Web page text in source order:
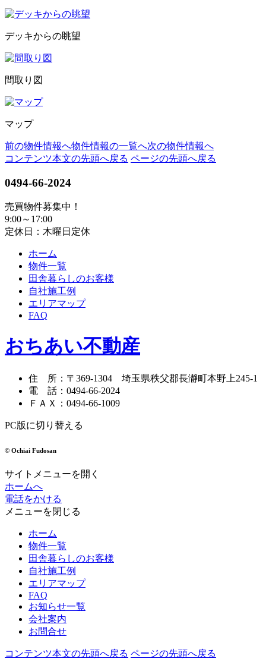
デッキからの眺望
間取り図
マップ
前の物件情報へ物件情報の一覧へ次の物件情報へ
コンテンツ本文の先頭へ戻る ページの先頭へ戻る
0494-66-2024
売買物件募集中！
9:00～17:00
定休日：木曜日定休
ホーム
物件一覧
田舎暮らしのお客様
自社施工例
エリアマップ
FAQ
おちあい不動産
住 所 ： 〒369-1304 埼玉県秩父郡長瀞町本野上245-1
電 話 ： 0494-66-2024
ＦＡＸ
： 0494-66-1009
PC版に切り替える
© Ochiai Fudosan
サイトメニューを開く
ホームへ
電話をかける
メニューを閉じる
ホーム
物件一覧
田舎暮らしのお客様
自社施工例
エリアマップ
FAQ
お知らせ一覧
会社案内
お問合せ
コンテンツ本文の先頭へ戻る ページの先頭へ戻る